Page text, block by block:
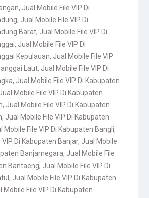
, Jual Mobile File VIP Di
, Jual Mobile File VIP Di
Barat, Jual Mobile File VIP Di
, Jual Mobile File VIP Di
Kepulauan, Jual Mobile File VIP
Laut, Jual Mobile File VIP Di
, Jual Mobile File VIP Di Kabupaten
Mobile File VIP Di Kabupaten
, Jual Mobile File VIP Di Kabupaten
, Jual Mobile File VIP Di Kabupaten
Mobile File VIP Di Kabupaten Bangli,
Di Kabupaten Banjar, Jual Mobile
Banjarnegara, Jual Mobile File
Bantaeng, Jual Mobile File VIP Di
, Jual Mobile File VIP Di Kabupaten
Mobile File VIP Di Kabupaten